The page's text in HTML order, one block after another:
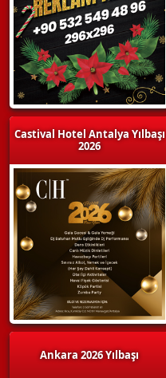
Castival Hotel Antalya Yılbaşı
2026
Ankara 2026 Yılbaşı